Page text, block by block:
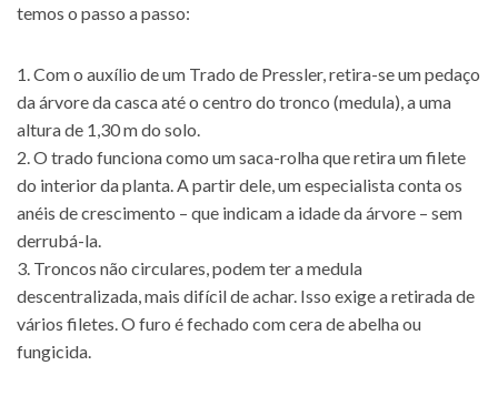
temos o passo a passo:
1. Com o auxílio de um Trado de Pressler, retira-se um pedaço
da árvore da casca até o centro do tronco (medula), a uma
altura de 1,30 m do solo.
2. O trado funciona como um saca-rolha que retira um filete
do interior da planta. A partir dele, um especialista conta os
anéis de crescimento – que indicam a idade da árvore – sem
derrubá-la.
3. Troncos não circulares, podem ter a medula
descentralizada, mais difícil de achar. Isso exige a retirada de
vários filetes. O furo é fechado com cera de abelha ou
fungicida.